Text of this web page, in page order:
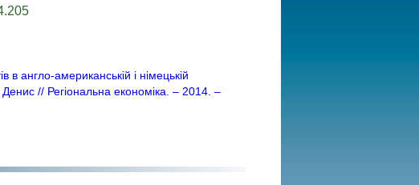
англо-американській і німецькій
// Регіональна економіка. – 2014. –